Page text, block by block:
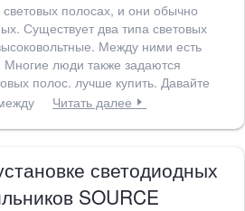
полосах, и они обычно
Существует два типа световых
Между ними есть
люди также задаются
полос. лучше купить. Давайте
Читать далее
светодиодных
SOURCE